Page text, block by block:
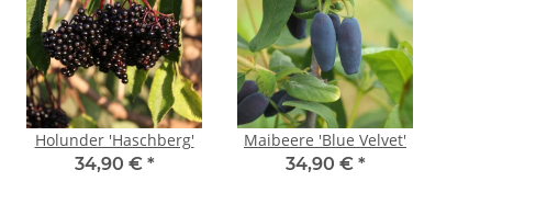
Holunder 'Haschberg'
34,90 € *
Maibeere 'Blue Velvet'
34,90 € *